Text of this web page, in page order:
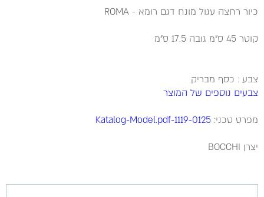
כיור רחצה עגול מונח דגם רומא - ROMA
קוטר 45 ס"מ גובה 17.5 ס"מ
צבע : כסף מבריק
צבעים נוספים של המוצר
מפרט טכני: 1119-0125-Katalog-Model.pdf
יצרן BOCCHI